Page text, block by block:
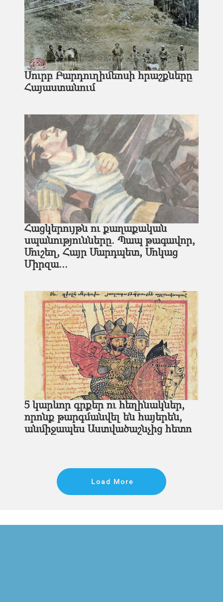
Սուրբ Բարդուղիմեոսի հրաշքները
Հայաստանում
Հացկերույթն ու քաղաքական
սպանությունները. Պապ թագավոր,
Մուշեղ, Հայր Մարդպետ, Մոկաց
Միրզա...
5 կարևոր գրքեր ու հեղինակներ,
որոնք թարգմանվել են հայերեն,
անմիջապես Աստվածաշնչից հետո
Load More